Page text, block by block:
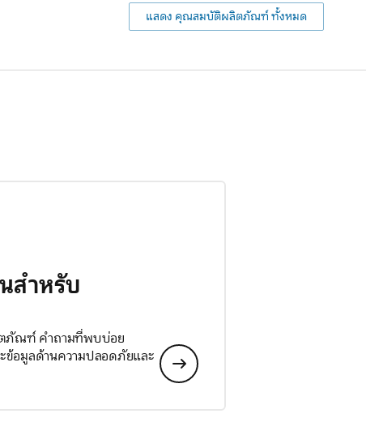
แสดง คุณสมบัติผลิตภัณฑ์ ทั้งหมด
สำหรับ
ภัณฑ์ คำถามที่พบบ่อย
ข้อมูลด้านความปลอดภัยและ